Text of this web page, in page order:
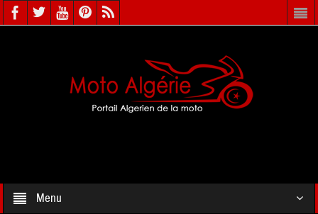
Menu